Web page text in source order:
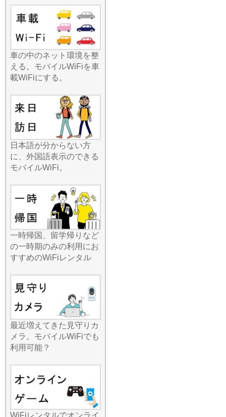
が語られますが、当店のル
ーターは長時間駆動バッテ
リーを搭載しており、一日
中外出していても安心で
す。出張先でのプレゼン資
料作成や、旅行中の高画質
動画の視聴など、快適なデ
ジタルライフをどこまでも
2026.7.22
みんなのWi-Fiのレンタルル
ーターは、徹底的に「薄
型・軽量・コンパクト」に
こだわったモデルを厳選し
ています。夏休みやゴール
デンウィークの長距離移
物が多くなりがちな場面で
も、一切負担になりませ
ん。ポケットに収まるサイ
ズでありながら、受信感度
は非常に高く、移動中のバ
スや電車内でも安定した接
続を維持します。最近では
AI搭載スマホの普及によ
り、クラウドとの通信が頻
繁に行われますが、高速Wi-
FiがあればAI機能もサクサ
ク動きます。いつでもどこ
でも安定したインターネッ
ト環境を持ち運べる解放感
は、一度体験すると手放せ
なくなります。夏のご旅行
適にするためのパートナー
として、ぜひ当店をご指名
2026.7.15
「Wi-Fiルーターの設定って
車の中のネット環境を整
える。モバイルWiFiを車
載WiFiにする。
日本語が分からない方
に、外国語表示のできる
モバイルWiFi。
一時帰国、留学帰りなど
の一時期のみの利用にお
すすめのWiFiレンタル
最近増えてきた見守りカ
メラ。モバイルWiFiでも
利用可能？
WiFiレンタルでオンライ